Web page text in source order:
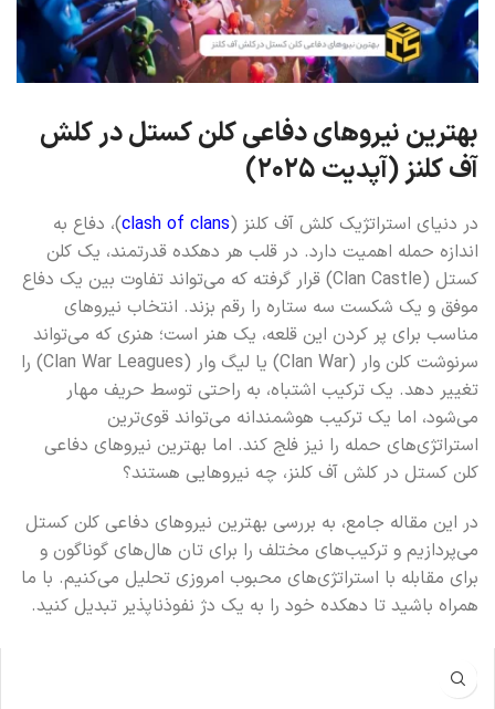
بهترین نیروهای دفاعی کلن کستل در کلش
آف کلنز (آپدیت 2025)
در دنیای استراتژیک کلش آف کلنز (clash of clans)، دفاع به
اندازه حمله اهمیت دارد. در قلب هر دهکده قدرتمند، یک کلن
کستل (Clan Castle) قرار گرفته که می‌تواند تفاوت بین یک دفاع
موفق و یک شکست سه ستاره را رقم بزند. انتخاب نیروهای
مناسب برای پر کردن این قلعه، یک هنر است؛ هنری که می‌تواند
سرنوشت کلن وار (Clan War) یا لیگ وار (Clan War Leagues) را
تغییر دهد. یک ترکیب اشتباه، به راحتی توسط حریف مهار
می‌شود، اما یک ترکیب هوشمندانه می‌تواند قوی‌ترین
استراتژی‌های حمله را نیز فلج کند. اما بهترین نیروهای دفاعی
کلن کستل در کلش آف کلنز، چه نیروهایی هستند؟
در این مقاله جامع، به بررسی بهترین نیروهای دفاعی کلن کستل
می‌پردازیم و ترکیب‌های مختلف را برای تان هال‌های گوناگون و
برای مقابله با استراتژی‌های محبوب امروزی تحلیل می‌کنیم. با ما
همراه باشید تا دهکده خود را به یک دژ نفوذناپذیر تبدیل کنید.